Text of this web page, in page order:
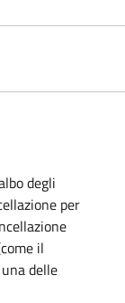
degli
per
il
delle